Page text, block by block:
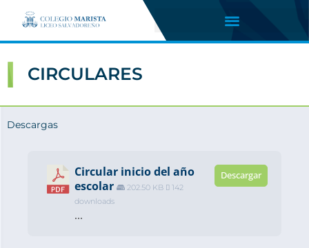
CIRCULARES
Descargas
Circular inicio del año
escolar
202.50 KB
142
downloads
...
Descargar